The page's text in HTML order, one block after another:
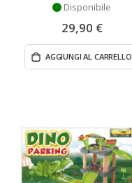
Disponibile
29,90 €
AGGIUNGI AL CARRELLO